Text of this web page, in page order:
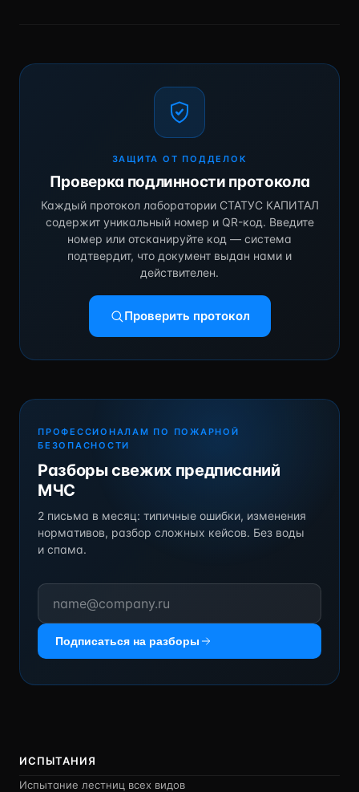
ЗАЩИТА ОТ ПОДДЕЛОК
Проверка подлинности протокола
Каждый протокол лаборатории СТАТУС КАПИТАЛ
содержит уникальный номер и QR-код. Введите
номер или отсканируйте код — система
подтвердит, что документ выдан нами и
действителен.
Проверить протокол
ПРОФЕССИОНАЛАМ ПО ПОЖАРНОЙ
БЕЗОПАСНОСТИ
Разборы свежих предписаний
МЧС
2 письма в месяц: типичные ошибки, изменения
нормативов, разбор сложных кейсов. Без воды
и спама.
Подписаться на разборы
ИСПЫТАНИЯ
Испытание лестниц всех видов